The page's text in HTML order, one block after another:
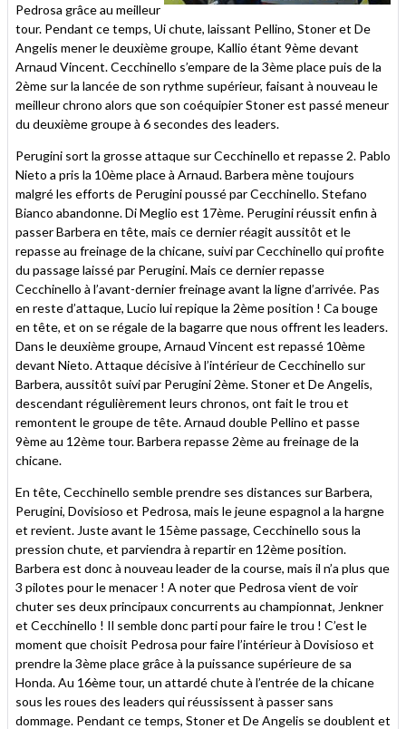
Pedrosa grâce au meilleur
tour. Pendant ce temps, Ui chute, laissant Pellino, Stoner et De
Angelis mener le deuxième groupe, Kallio étant 9ème devant
Arnaud Vincent. Cecchinello s’empare de la 3ème place puis de la
2ème sur la lancée de son rythme supérieur, faisant à nouveau le
meilleur chrono alors que son coéquipier Stoner est passé meneur
du deuxième groupe à 6 secondes des leaders.
Perugini sort la grosse attaque sur Cecchinello et repasse 2. Pablo
Nieto a pris la 10ème place à Arnaud. Barbera mène toujours
malgré les efforts de Perugini poussé par Cecchinello. Stefano
Bianco abandonne. Di Meglio est 17ème. Perugini réussit enfin à
passer Barbera en tête, mais ce dernier réagit aussitôt et le
repasse au freinage de la chicane, suivi par Cecchinello qui profite
du passage laissé par Perugini. Mais ce dernier repasse
Cecchinello à l’avant-dernier freinage avant la ligne d’arrivée. Pas
en reste d’attaque, Lucio lui repique la 2ème position ! Ca bouge
en tête, et on se régale de la bagarre que nous offrent les leaders.
Dans le deuxième groupe, Arnaud Vincent est repassé 10ème
devant Nieto. Attaque décisive à l’intérieur de Cecchinello sur
Barbera, aussitôt suivi par Perugini 2ème. Stoner et De Angelis,
descendant régulièrement leurs chronos, ont fait le trou et
remontent le groupe de tête. Arnaud double Pellino et passe
9ème au 12ème tour. Barbera repasse 2ème au freinage de la
chicane.
En tête, Cecchinello semble prendre ses distances sur Barbera,
Perugini, Dovisioso et Pedrosa, mais le jeune espagnol a la hargne
et revient. Juste avant le 15ème passage, Cecchinello sous la
pression chute, et parviendra à repartir en 12ème position.
Barbera est donc à nouveau leader de la course, mais il n’a plus que
3 pilotes pour le menacer ! A noter que Pedrosa vient de voir
chuter ses deux principaux concurrents au championnat, Jenkner
et Cecchinello ! Il semble donc parti pour faire le trou ! C’est le
moment que choisit Pedrosa pour faire l’intérieur à Dovisioso et
prendre la 3ème place grâce à la puissance supérieure de sa
Honda. Au 16ème tour, un attardé chute à l’entrée de la chicane
sous les roues des leaders qui réussissent à passer sans
dommage. Pendant ce temps, Stoner et De Angelis se doublent et